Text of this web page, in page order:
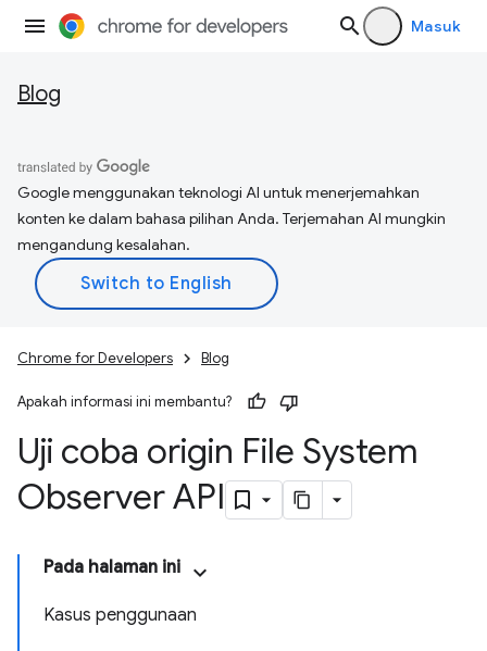
Masuk
Blog
Google menggunakan teknologi AI untuk menerjemahkan
konten ke dalam bahasa pilihan Anda. Terjemahan AI mungkin
mengandung kesalahan.
Chrome for Developers Blog
Apakah informasi ini membantu?
Uji coba origin File System
Observer API
Pada halaman ini
Kasus penggunaan